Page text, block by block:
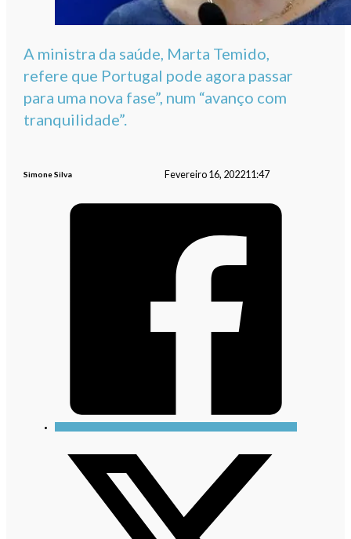
A ministra da saúde, Marta Temido,
refere que Portugal pode agora passar
para uma nova fase”, num “avanço com
tranquilidade”.
Simone Silva Fevereiro 16, 202211:47